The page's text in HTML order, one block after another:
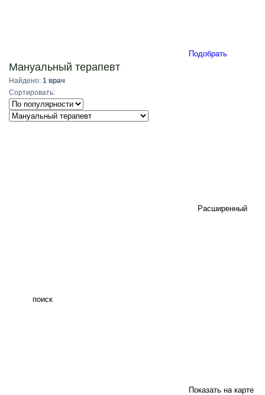
Подобрать
Мануальный терапевт
Найдено: 1 врач
Сортировать:
Расширенный
поиск
Показать на карте